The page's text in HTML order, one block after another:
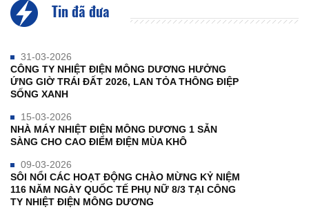
Tin đã đưa
31-03-2026
CÔNG TY NHIỆT ĐIỆN MÔNG DƯƠNG HƯỞNG
ỨNG GIỜ TRÁI ĐẤT 2026, LAN TỎA THÔNG ĐIỆP
SỐNG XANH
15-03-2026
NHÀ MÁY NHIỆT ĐIỆN MÔNG DƯƠNG 1 SẴN
SÀNG CHO CAO ĐIỂM ĐIỆN MÙA KHÔ
09-03-2026
SÔI NỔI CÁC HOẠT ĐỘNG CHÀO MỪNG KỶ NIỆM
116 NĂM NGÀY QUỐC TẾ PHỤ NỮ 8/3 TẠI CÔNG
TY NHIỆT ĐIỆN MÔNG DƯƠNG